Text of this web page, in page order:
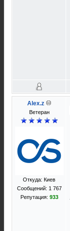
Alex.z
Ветеран
Откуда: Киев
Сообщений: 1 767
Репутация: 933